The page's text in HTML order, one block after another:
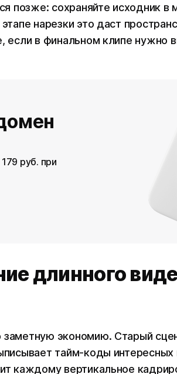
позже: сохраняйте исходник в
нарезки это даст
если в финальном клипе нужно
руб. при
длинного
экономию. Старый
тайм-коды
каждому вертикальное